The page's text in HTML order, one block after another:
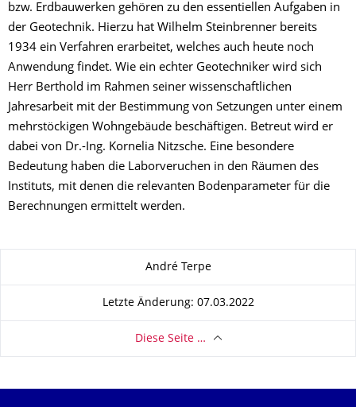
bzw. Erdbauwerken gehören zu den essentiellen Aufgaben in
der Geotechnik. Hierzu hat Wilhelm Steinbrenner bereits
1934 ein Verfahren erarbeitet, welches auch heute noch
Anwendung findet. Wie ein echter Geotechniker wird sich
Herr Berthold im Rahmen seiner wissenschaftlichen
Jahresarbeit mit der Bestimmung von Setzungen unter einem
mehrstöckigen Wohngebäude beschäftigen. Betreut wird er
dabei von Dr.-Ing. Kornelia Nitzsche. Eine besondere
Bedeutung haben die Laborveruchen in den Räumen des
Instituts, mit denen die relevanten Bodenparameter für die
Berechnungen ermittelt werden.
André Terpe
Letzte Änderung: 07.03.2022
Diese Seite …